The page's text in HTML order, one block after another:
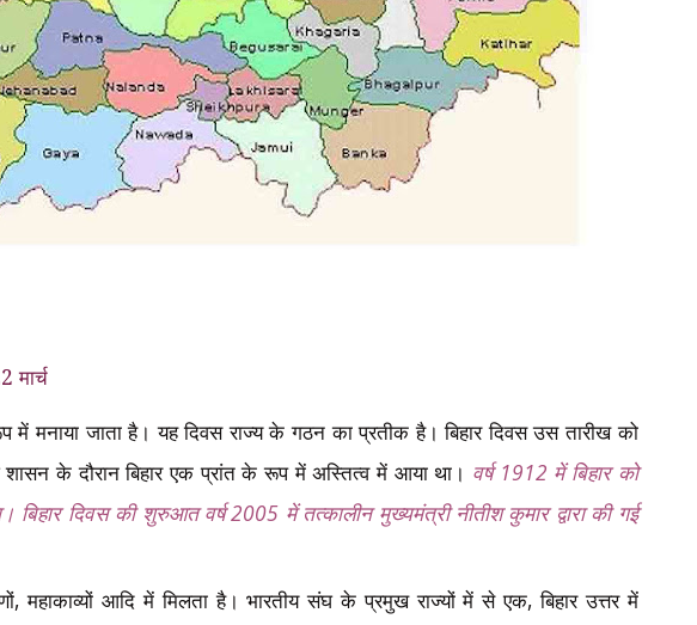
मार्च
में मनाया जाता है। यह दिवस राज्य के गठन का प्रतीक है। बिहार दिवस उस तारीख को
शासन के दौरान बिहार एक प्रांत के रूप में अस्तित्व में आया था। वर्ष1912 में बिहार को
बिहार दिवस की शुरुआत वर्ष2005 में तत्कालीन मुख्यमंत्री नीतीश कुमार द्वारा की गई
,महाकाव्यों आदि में मिलता है। भारतीय संघ के प्रमुख राज्यों में से एक,बिहार उत्तर में